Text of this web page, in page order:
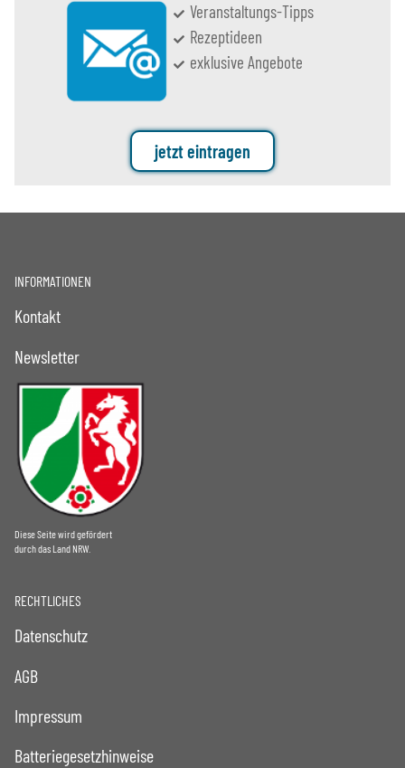
Veranstaltungs-Tipps
Rezeptideen
exklusive Angebote
jetzt eintragen
INFORMATIONEN
Kontakt
Newsletter
Diese Seite wird gefördert
durch das Land NRW.
RECHTLICHES
Datenschutz
AGB
Impressum
Batteriegesetzhinweise